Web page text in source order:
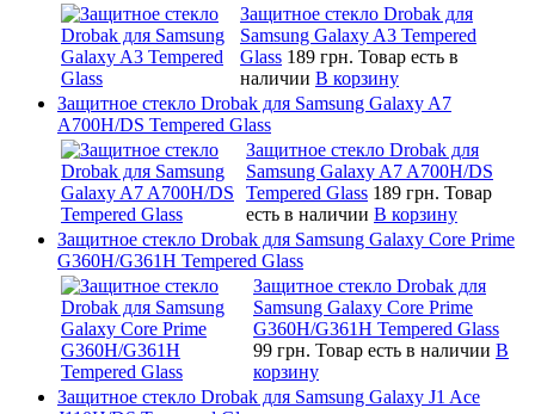
Защитное стекло Drobak для
Samsung Galaxy A3 Tempered
Glass 189 грн. Товар есть в
наличии В корзину
Защитное стекло Drobak для Samsung Galaxy A7
A700H/DS Tempered Glass
Защитное стекло Drobak для
Samsung Galaxy A7 A700H/DS
Tempered Glass 189 грн. Товар
есть в наличии В корзину
Защитное стекло Drobak для Samsung Galaxy Core Prime
G360H/G361H Tempered Glass
Защитное стекло Drobak для
Samsung Galaxy Core Prime
G360H/G361H Tempered Glass
99 грн. Товар есть в наличии В
корзину
Защитное стекло Drobak для Samsung Galaxy J1 Ace